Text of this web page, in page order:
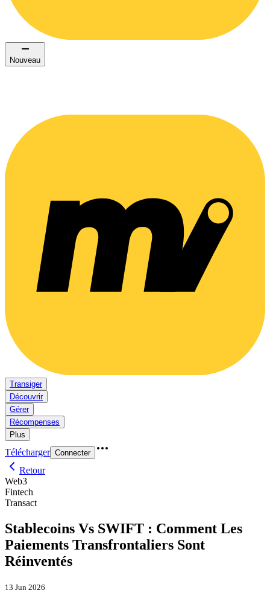
Nouveau
Transiger
Découvrir
Gérer
Récompenses
Plus
Télécharger Connecter
Retour
Web3
Fintech
Transact
Stablecoins Vs SWIFT : Comment Les
Paiements Transfrontaliers Sont
Réinventés
13 Jun 2026